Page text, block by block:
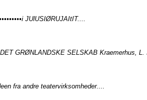
JUlUSIØRUJAItIT....
GRØNLANDSKE SELSKAB Kraemerhus, L.
fra andre teatervirksomheder....